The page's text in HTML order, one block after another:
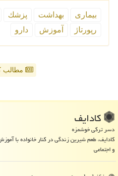
بیماری بهداشت پزشك
رپورتاژ
آموزش دارو
مطالب
كادایف
دسر ترکی خوشمزه
کادایف، طعم شیرین زندگی در کنار خانواده با
و اجتماعی